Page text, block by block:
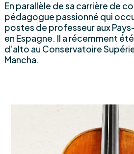
En parallèle de sa carrière de
pédagogue passionné qui
postes de professeur aux
en Espagne. Il a récemment
d’alto au Conservatoire
Mancha.